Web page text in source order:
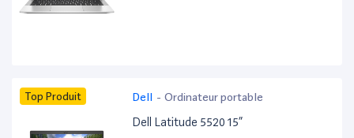
Top Produit Dell - Ordinateur portable
Dell Latitude 5520 15”